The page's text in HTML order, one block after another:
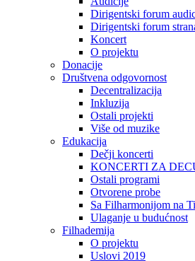
Dirigentski forum
Dirigentski forum
Koncert
O projektu
Donacije
Društvena odgovornost
Decentralizacija
Inkluzija
Ostali projekti
Više od muzike
Edukacija
Dečji koncerti
KONCERTI ZA
Ostali programi
Otvorene probe
Sa Filharmonijom na Ti
Ulaganje u budućnost
Filhademija
O projektu
Uslovi 2019